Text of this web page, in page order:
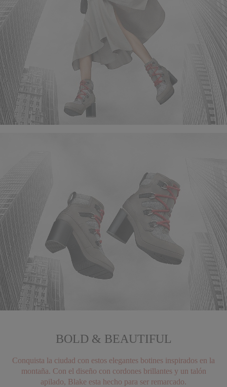
BOLD & BEAUTIFUL
Conquista la ciudad con estos elegantes botines inspirados en la
montaña. Con el diseño con cordones brillantes y un talón
apilado, Blake esta hecho para ser remarcado.